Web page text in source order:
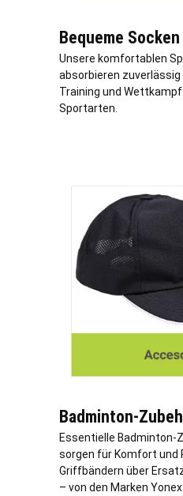
Bequeme
Unsere komfortablen
absorbieren zuverlässig
Training und
Sportarten.
Badminton-
Essentielle Badminton-
sorgen für Komfort und
Griffbändern über
– von den Marken